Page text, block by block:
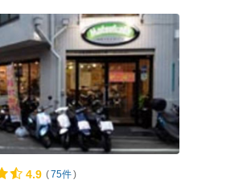
4.9 (75件)